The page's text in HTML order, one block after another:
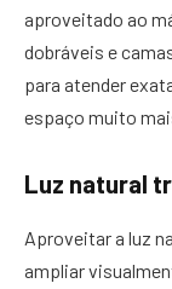
aproveitado ao
dobráveis e
para atender
espaço muito
Luz natural
Aproveitar a luz
ampliar